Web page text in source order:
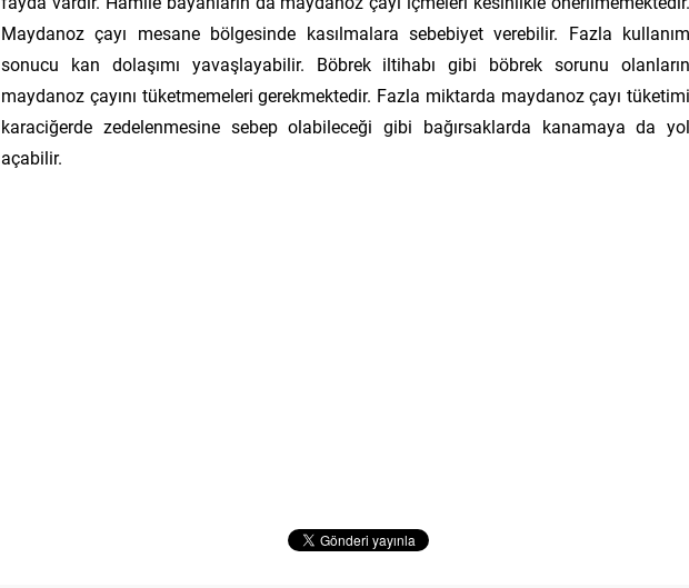
Maydanoz çayı mesane bölgesinde kasılmalara sebebiyet verebilir. Fazla kullanım
sonucu kan dolaşımı yavaşlayabilir. Böbrek iltihabı gibi böbrek sorunu olanların
maydanoz çayını tüketmemeleri gerekmektedir. Fazla miktarda maydanoz çayı tüketimi
karaciğerde zedelenmesine sebep olabileceği gibi bağırsaklarda kanamaya da yol
açabilir.